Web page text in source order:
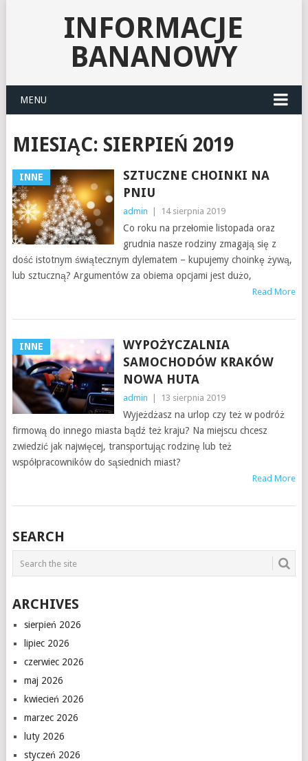
INFORMACJE
BANANOWY
MENU
MIESIĄC: SIERPIEŃ 2019
INNE
SZTUCZNE CHOINKI NA
PNIU
admin 14 sierpnia 2019
Co roku na przełomie listopada oraz
grudnia nasze rodziny zmagają się z
dość istotnym świątecznym dylematem – kupujemy choinkę żywą,
lub sztuczną? Argumentów za obiema opcjami jest dużo,
Read More
INNE
WYPOŻYCZALNIA
SAMOCHODÓW KRAKÓW
NOWA HUTA
admin 13 sierpnia 2019
Wyjeżdżasz na urlop czy też w podróż
firmową do innego miasta bądź też kraju? Na miejscu chcesz
zwiedzić jak najwięcej, transportując rodzinę lub też
współpracowników do sąsiednich miast?
Read More
SEARCH
ARCHIVES
sierpień 2026
lipiec 2026
czerwiec 2026
maj 2026
kwiecień 2026
marzec 2026
luty 2026
styczeń 2026